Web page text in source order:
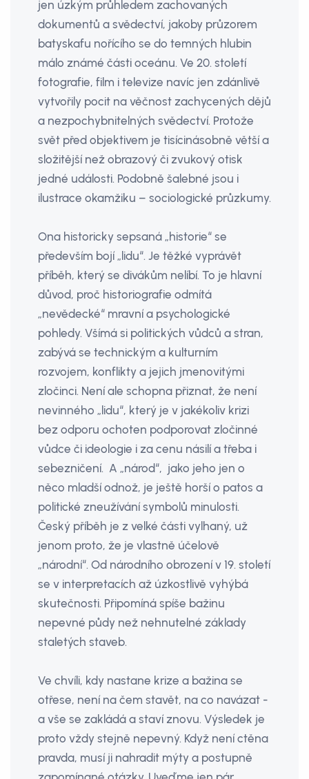
jen úzkým průhledem zachovaných
dokumentů a svědectví, jakoby průzorem
batyskafu nořícího se do temných hlubin
málo známé části oceánu. Ve 20. století
fotografie, film i televize navíc jen zdánlivě
vytvořily pocit na věčnost zachycených dějů
a nezpochybnitelných svědectví. Protože
svět před objektivem je tisícinásobně větší a
složitější než obrazový či zvukový otisk
jedné události. Podobně šalebné jsou i
ilustrace okamžiku – sociologické průzkumy.
Ona historicky sepsaná „historie“ se
především bojí „lidu“. Je těžké vyprávět
příběh, který se divákům nelíbí. To je hlavní
důvod, proč historiografie odmítá
„nevědecké“ mravní a psychologické
pohledy. Všímá si politických vůdců a stran,
zabývá se technickým a kulturním
rozvojem, konflikty a jejich jmenovitými
zločinci. Není ale schopna přiznat, že není
nevinného „lidu“, který je v jakékoliv krizi
bez odporu ochoten podporovat zločinné
vůdce či ideologie i za cenu násilí a třeba i
sebezničení. A „národ“, jako jeho jen o
něco mladší odnož, je ještě horší o patos a
politické zneužívání symbolů minulosti.
Český příběh je z velké části vylhaný, už
jenom proto, že je vlastně účelově
„národní“. Od národního obrození v 19. století
se v interpretacích až úzkostlivě vyhýbá
skutečnosti. Připomíná spíše bažinu
nepevné půdy než nehnutelné základy
staletých staveb.
Ve chvíli, kdy nastane krize a bažina se
otřese, není na čem stavět, na co navázat -
a vše se zakládá a staví znovu. Výsledek je
proto vždy stejně nepevný. Když není ctěna
pravda, musí ji nahradit mýty a postupně